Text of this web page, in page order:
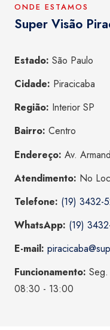
ONDE ESTAMOS
Super Visão
Estado: São Paulo
Cidade: Piracicaba
Região: Interior SP
Bairro: Centro
Endereço: Av.
Atendimento: No
Telefone: (19) 3432-
WhatsApp: (19)
E-mail:
Funcionamento:
08:30 - 13:00